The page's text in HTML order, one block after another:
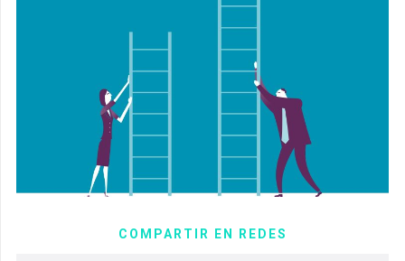
COMPARTIR EN REDES